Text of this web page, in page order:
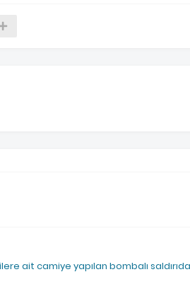
ait camiye yapılan bombalı